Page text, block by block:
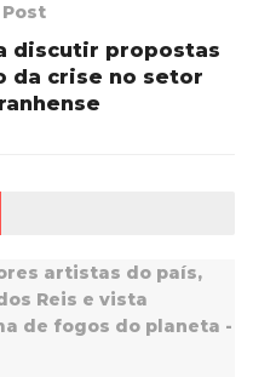
discutir propostas
da crise no setor